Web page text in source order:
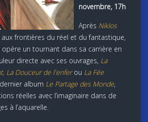
novembre, 17h
Après Niklos
aux frontières du réel et du fantastique,
opère un tournant dans sa carrière en
directe avec ses ouvrages, La
La Douceur de l'enferou La Fée
album Le Partage des Monde,
réelles avec l’imaginaire dans de
à l’aquarelle.